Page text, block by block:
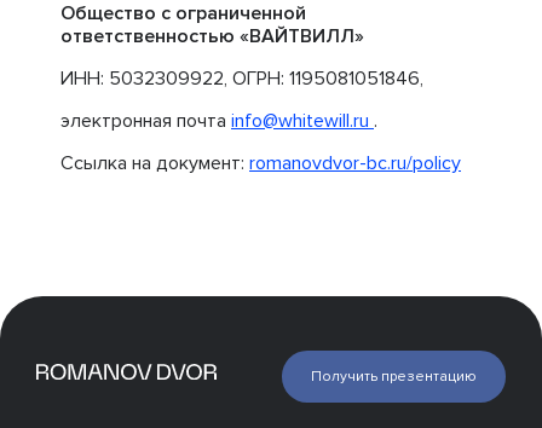
Общество с ограниченной
ответственностью «ВАЙТВИЛЛ»
ИНН: 5032309922, ОГРН: 1195081051846,
электронная почта info@whitewill.ru .
Ссылка на документ: romanovdvor-bc.ru/policy
Получить презентацию